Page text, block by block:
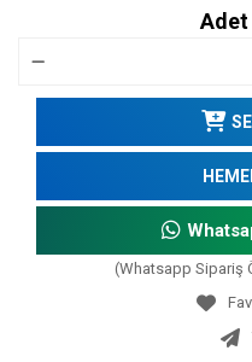
(Whatsapp Sipariş